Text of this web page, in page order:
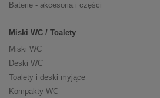
Baterie - akcesoria i części
Miski WC / Toalety
Miski WC
Deski WC
Toalety i deski myjące
Kompakty WC